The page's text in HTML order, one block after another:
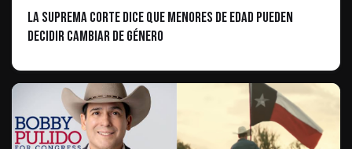
La Suprema Corte dice que menores de edad pueden
decidir cambiar de género